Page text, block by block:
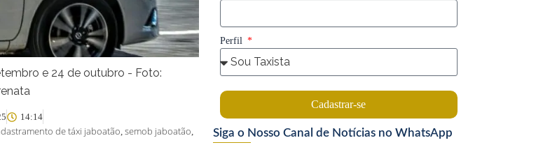
e 24 de outubro - Foto:
14:14
de táxi jaboatão, semob jaboatão,
Perfil
Cadastrar-se
Siga o Nosso Canal de Notícias no WhatsApp